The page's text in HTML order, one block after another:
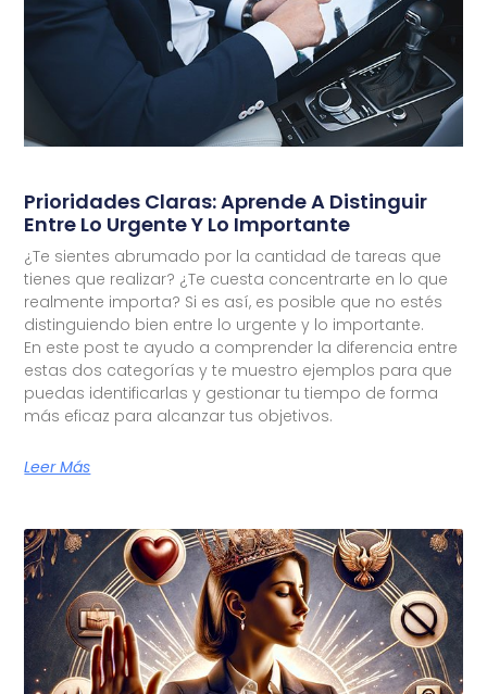
Prioridades Claras: Aprende A Distinguir
Entre Lo Urgente Y Lo Importante
¿Te sientes abrumado por la cantidad de tareas que
tienes que realizar? ¿Te cuesta concentrarte en lo que
realmente importa? Si es así, es posible que no estés
distinguiendo bien entre lo urgente y lo importante.
En este post te ayudo a comprender la diferencia entre
estas dos categorías y te muestro ejemplos para que
puedas identificarlas y gestionar tu tiempo de forma
más eficaz para alcanzar tus objetivos.
Leer Más